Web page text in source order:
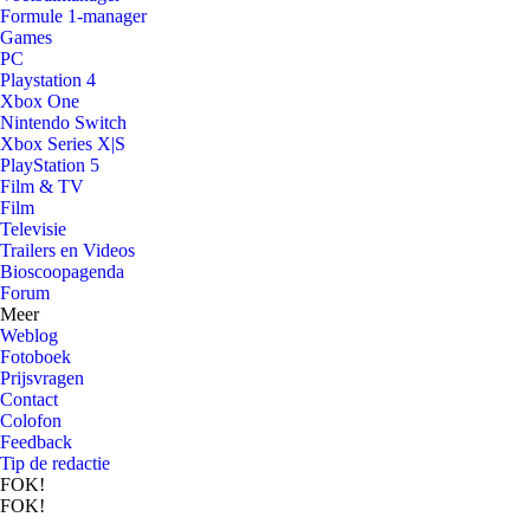
Formule 1-manager
Games
PC
Playstation 4
Xbox One
Nintendo Switch
Xbox Series X|S
PlayStation 5
Film & TV
Film
Televisie
Trailers en Videos
Bioscoopagenda
Forum
Meer
Weblog
Fotoboek
Prijsvragen
Contact
Colofon
Feedback
Tip de redactie
FOK!
FOK!